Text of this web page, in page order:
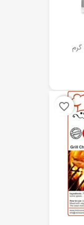
favorite_border